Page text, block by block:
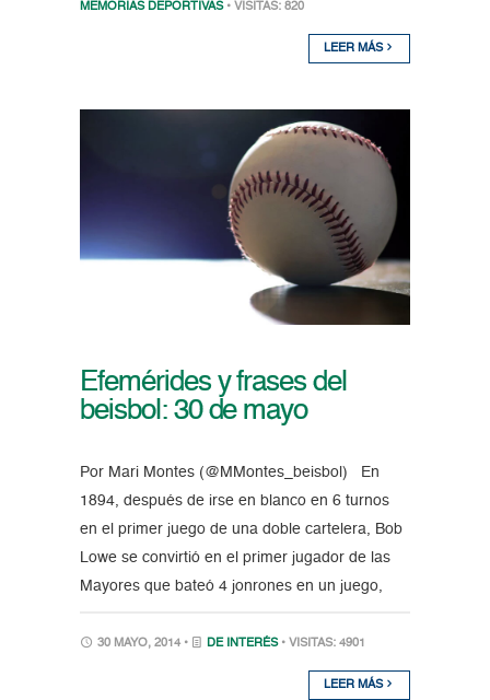
MEMORIAS DEPORTIVAS • VISITAS: 820
LEER MÁS
Efemérides y frases del
beisbol: 30 de mayo
Por Mari Montes (@MMontes_beisbol) En
1894, después de irse en blanco en 6 turnos
en el primer juego de una doble cartelera, Bob
Lowe se convirtió en el primer jugador de las
Mayores que bateó 4 jonrones en un juego,
30 MAYO, 2014 • DE INTERÉS • VISITAS: 4901
LEER MÁS